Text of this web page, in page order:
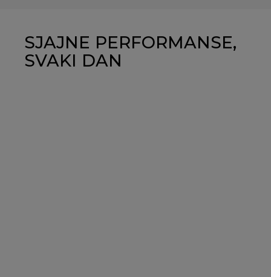
SJAJNE PERFORMANSE,
SVAKI DAN